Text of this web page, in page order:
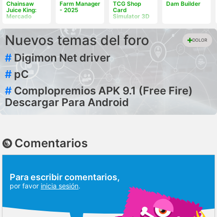
Chainsaw
Juice King:
Mercado
Farm Manager
- 2025
TCG Shop
Card
Simulator 3D
Dam Builder
Nuevos temas del foro DOLOR
# Digimon Net driver
# pC
# Complopremios APK 9.1 (Free Fire)
Descargar Para Android
Comentarios
Para escribir comentarios,
por favor inicia sesión.